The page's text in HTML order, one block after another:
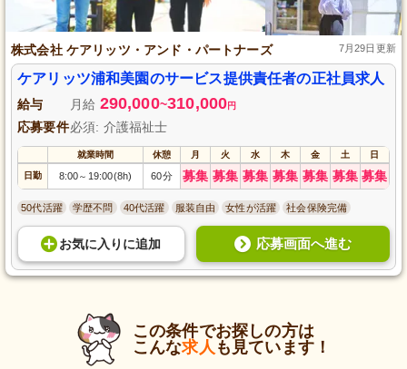
株式会社 ケアリッツ・アンド・パートナーズ 7月29日更新
ケアリッツ浦和美園のサービス提供責任者の正社員求人
給与 月給 290,000~310,000円
応募要件必須: 介護福祉士
就業時間 休憩 月 火 水 木 金 土 日
日勤 8:00～ 19:00(8h) 60分 募集 募集 募集 募集 募集 募集 募集
50代活躍 学歴不問 40代活躍 服装自由 女性が活躍 社会保険完備
お気に入り に追加 応募画面へ進む
この条件でお探しの方は
こんな求人 も見ています！